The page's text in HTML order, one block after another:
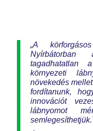
„A
Nyírbátorban
tagadhatatlan
környezeti
növekedés
fordítanunk,
innovációt
lábnyomot